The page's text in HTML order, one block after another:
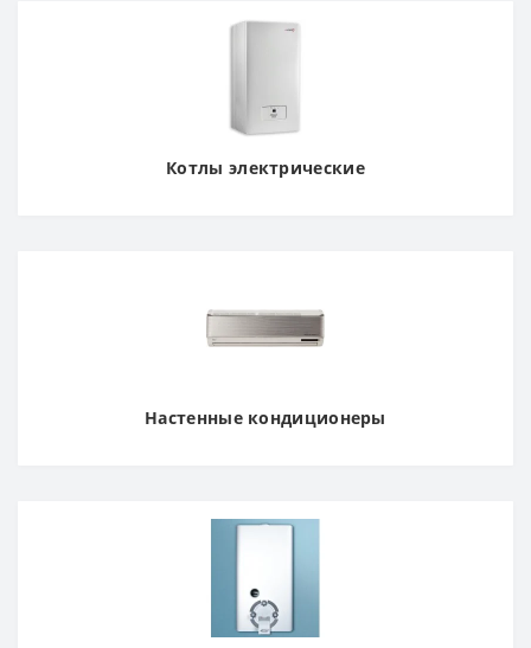
Котлы электрические
Настенные кондиционеры